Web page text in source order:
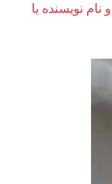
نام نویسنده یا